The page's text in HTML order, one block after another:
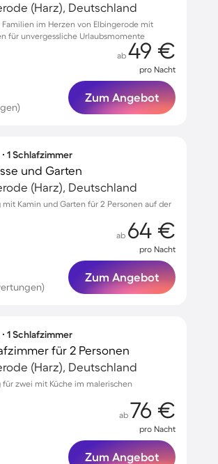
(Harz), Deutschland
im Herzen von Elbingerode mit
für unvergessliche Urlaubsmomente
ab 49 €
pro Nacht
Zum Angebot
1 Schlafzimmer
und Garten
(Harz), Deutschland
Kamin und Garten für 2 Personen auf der
ab 64 €
pro Nacht
Zum Angebot
1 Schlafzimmer
für 2 Personen
(Harz), Deutschland
zwei mit Küche im malerischen
ab 76 €
pro Nacht
Zum Angebot